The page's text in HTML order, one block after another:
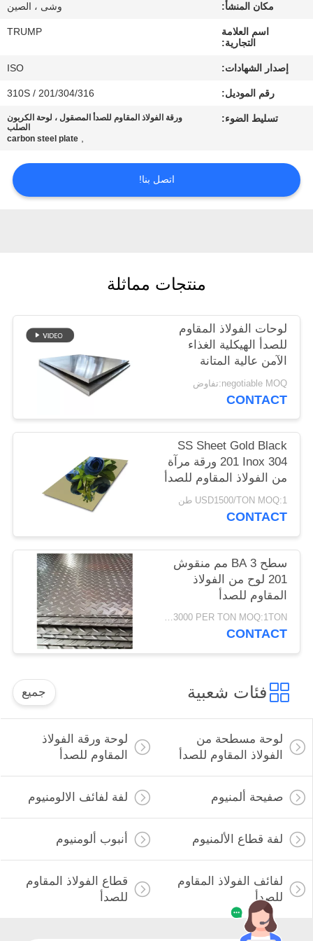
المصنع
الجودة
اتصل
اطلب
PRIVACY
POLICY
مكان المنشأ: وشى ، الصين
اسم العلامة
التجارية:
TRUMP
إصدار الشهادات: ISO
رقم الموديل: 201/304/316 / 310S
تسليط الضوء:
ورقة الفولاذ المقاوم للصدأ المصقول ، لوحة الكربون
الصلب
,
carbon steel plate
اتصل بنا!
منتجات مماثلة
لوحات الفولاذ المقاوم
للصدأ الهيكلية الغذاء
الآمن عالية المتانة
المعالجة السطحية
المخصصة
negotiable MOQ:تفاوض
CONTACT
SS Sheet Gold Black
201 Inox 304 ورقة مرآة
من الفولاذ المقاوم للصدأ
للديكور الخارجي الداخلي
USD1500/TON MOQ:1 طن
CONTACT
سطح BA 3 مم منقوش
201 لوح من الفولاذ
المقاوم للصدأ
USD1200-3000 PER TON MOQ:1TON
CONTACT
فئات شعبية جميع
لوحة مسطحة من
الفولاذ المقاوم للصدأ
لوحة ورقة الفولاذ
المقاوم للصدأ
صفيحة ألمنيوم لفة لفائف الالومنيوم
لفة قطاع الألمنيوم أنبوب ألومنيوم
لفائف الفولاذ المقاوم
للصدأ
قطاع الفولاذ المقاوم
للصدأ